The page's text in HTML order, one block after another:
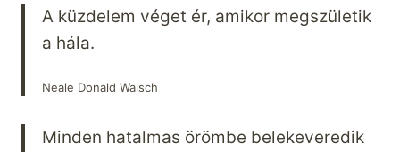
A küzdelem véget ér, amikor megszületik
a hála.
Neale Donald Walsch
Minden hatalmas örömbe belekeveredik